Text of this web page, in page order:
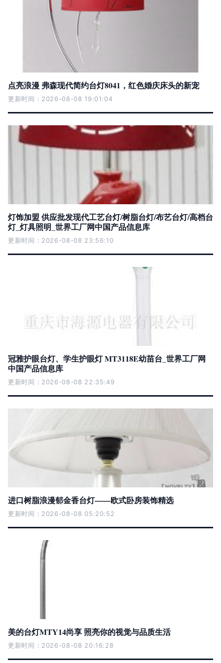
点亮浪漫 弗森现代简约台灯8041，红色婚庆床头的新宠
更新时间：2026-08-08 19:01:04
灯饰加盟 供应批发现代工艺台灯/树脂台灯/布艺台灯/高档台
灯_灯具照明_世界工厂网中国产品信息库
更新时间：2026-08-08 23:56:10
冠雅护眼台灯、学生护眼灯 MT3118E幼苗台_世界工厂网
中国产品信息库
更新时间：2026-08-08 22:35:49
进口树脂浪漫郁金香台灯——欧式卧房装饰精选
更新时间：2026-08-08 05:20:52
美的台灯MTY14尚享 照亮你的视觉与品质生活
更新时间：2026-08-08 20:16:28